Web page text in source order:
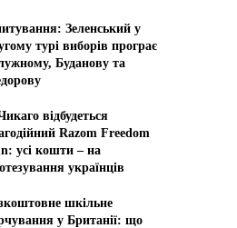
Зеленський у
турі виборів програє
Буданову та
відбудеться
Razom Freedom
усі кошти – на
українців
шкільне
у Британії: що